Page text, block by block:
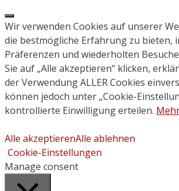
Close
Wir verwenden Cookies auf unserer
die bestmögliche Erfahrung zu bieten,
Präferenzen und wiederholten
Sie auf „Alle akzeptieren“ klicken,
der Verwendung ALLER Cookies
können jedoch unter „Cookie-
kontrollierte Einwilligung erteilen.
Alle akzeptierenAlle ablehnen
Cookie-Einstellungen
Manage consent